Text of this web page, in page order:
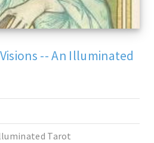
-- An Illuminated
Tarot